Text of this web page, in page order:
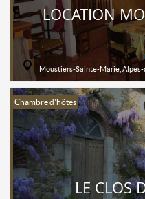
LOCATION
Moustiers-Sainte-Marie,
Chambre d'hôtes
LE CLOS